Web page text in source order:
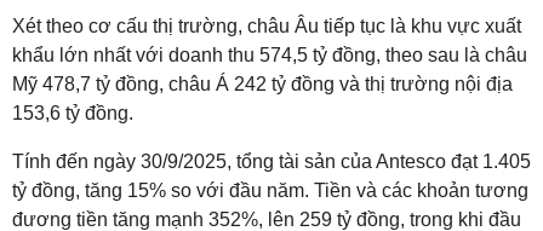
Xét theo cơ cấu thị trường, châu Âu tiếp tục là khu vực xuất
khẩu lớn nhất với doanh thu 574,5 tỷ đồng, theo sau là châu
Mỹ 478,7 tỷ đồng, châu Á 242 tỷ đồng và thị trường nội địa
153,6 tỷ đồng.
Tính đến ngày 30/9/2025, tổng tài sản của Antesco đạt 1.405
tỷ đồng, tăng 15% so với đầu năm. Tiền và các khoản tương
đương tiền tăng mạnh 352%, lên 259 tỷ đồng, trong khi đầu